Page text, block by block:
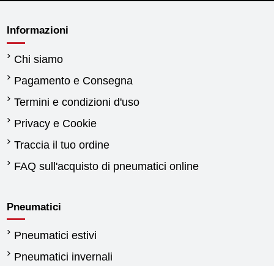
Informazioni
Chi siamo
Pagamento e Consegna
Termini e condizioni d'uso
Privacy e Cookie
Traccia il tuo ordine
FAQ sull'acquisto di pneumatici online
Pneumatici
Pneumatici estivi
Pneumatici invernali